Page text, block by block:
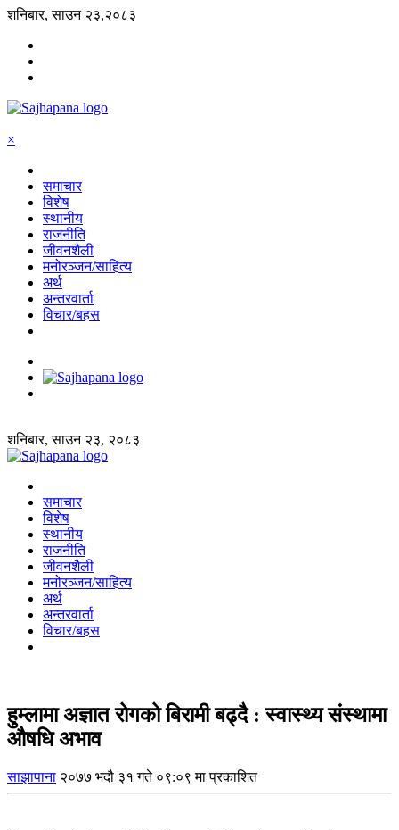
शनिबार, साउन २३,२०८३
×
समाचार
विशेष
स्थानीय
राजनीति
जीवनशैली
मनोरञ्जन/साहित्य
अर्थ
अन्तरवार्ता
विचार/बहस
शनिबार, साउन २३, २०८३
समाचार
विशेष
स्थानीय
राजनीति
जीवनशैली
मनोरञ्जन/साहित्य
अर्थ
अन्तरवार्ता
विचार/बहस
हुम्लामा अज्ञात रोगको बिरामी बढ्दै : स्वास्थ्य संस्थामा
औषधि अभाव
साझापाना २०७७ भदौ ३१ गते ०९:०९ मा प्रकाशित